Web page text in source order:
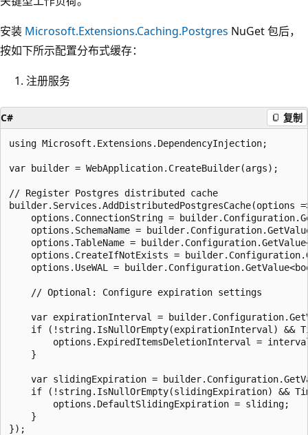
安装 Microsoft.Extensions.Caching.Postgres NuGet 包后，
按如下所示配置分布式缓存：
注册服务
C# 复制
using Microsoft.Extensions.DependencyInjection;
var builder = WebApplication.CreateBuilder(args);
// Register Postgres distributed cache
builder.Services.AddDistributedPostgresCache(options
options.ConnectionString =
options.SchemaName =
options.TableName =
options.CreateIfNotExists =
options.UseWAL =
    // Optional: Configure expiration settings
var expirationInterval =
if (!string.IsNullOrEmpty(expirationInterval) &&
options.ExpiredItemsDeletionInterval =
    }
var slidingExpiration =
if (!string.IsNullOrEmpty(slidingExpiration) &&
        options.DefaultSlidingExpiration = sliding;
    }
});